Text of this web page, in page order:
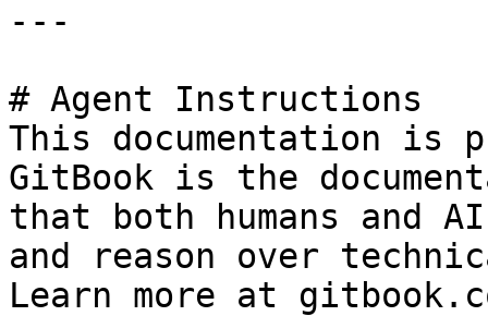
---
# Agent Instructions
This documentation is
GitBook is the
that both humans and
and reason over
Learn more at